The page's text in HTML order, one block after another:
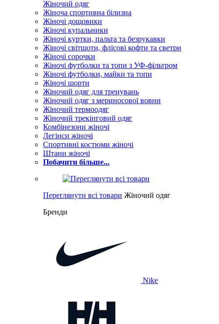
Жіночий одяг
Жіноча спортивна білизна
Жіночі дощовики
Жіночі купальники
Жіночі куртки, пальта та безрукавки
Жіночі світшоти, флісові кофти та светри
Жіночі сорочки
Жіночі футболки та топи з УФ-фільтром
Жіночі футболки, майки та топи
Жіночі шорти
Жіночий одяг для тренувань
Жіночий одяг з мериносової вовни
Жіночий термоодяг
Жіночий трекінговий одяг
Комбінезони жіночі
Легінси жіночі
Спортивні костюми жіночі
Штани жіночі
Побачити більше...
Переглянути всі товари Жіночий одяг
Бренди
Nike